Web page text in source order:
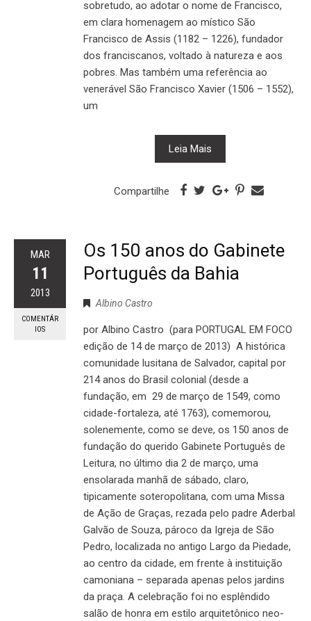
sobretudo, ao adotar o nome de Francisco,
em clara homenagem ao místico São
Francisco de Assis (1182 – 1226), fundador
dos franciscanos, voltado à natureza e aos
pobres. Mas também uma referência ao
venerável São Francisco Xavier (1506 – 1552),
um
Leia Mais
Compartilhe
MAR
11
2013
COMENTÁR
IOS
Os 150 anos do Gabinete
Português da Bahia
Albino Castro
por Albino Castro (para PORTUGAL EM FOCO
edição de 14 de março de 2013) A histórica
comunidade lusitana de Salvador, capital por
214 anos do Brasil colonial (desde a
fundação, em 29 de março de 1549, como
cidade-fortaleza, até 1763), comemorou,
solenemente, como se deve, os 150 anos de
fundação do querido Gabinete Português de
Leitura, no último dia 2 de março, uma
ensolarada manhã de sábado, claro,
tipicamente soteropolitana, com uma Missa
de Ação de Graças, rezada pelo padre Aderbal
Galvão de Souza, pároco da Igreja de São
Pedro, localizada no antigo Largo da Piedade,
ao centro da cidade, em frente à instituição
camoniana – separada apenas pelos jardins
da praça. A celebração foi no esplêndido
salão de honra em estilo arquitetônico neo-